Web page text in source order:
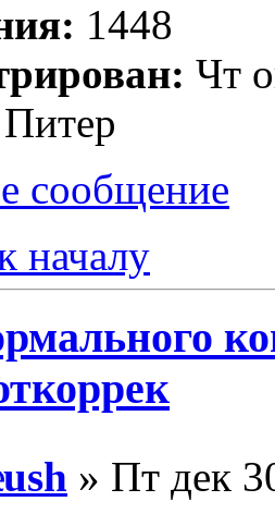
1448
Чт
Питер
сообщение
началу
» Пт дек